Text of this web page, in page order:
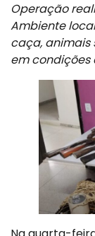
Operação
Ambiente
caça, animais
em